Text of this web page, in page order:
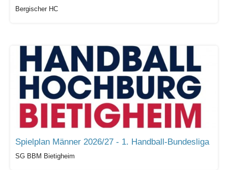
Bergischer HC
Spielplan Männer 2026/27 - 1. Handball-Bundesliga
SG BBM Bietigheim